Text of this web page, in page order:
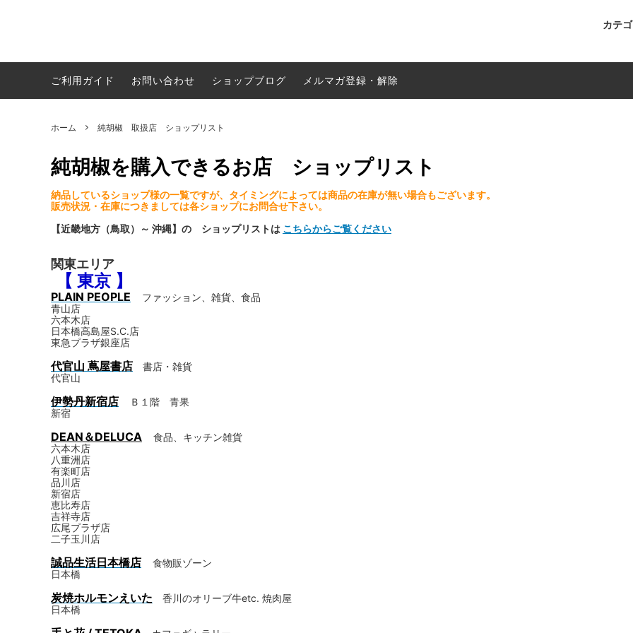
カテ
miniサイズ 白胡椒（ドライ） 贈り物BOX
CD・本
贈り物・プレゼント用の発送については 純胡椒 取扱店 ショップリスト
純胡椒は、よりナチュラルな
ご利用ガイド お問い合わせ ショップブログ メルマガ登録・解除
ホーム 純胡椒 取扱店 ショップリスト
純胡椒を購入できるお店 ショップリスト
納品しているショップ様の一覧ですが、タイミングによっては商品の在庫が無い場合もございます。
販売状況・在庫につきましては各ショップにお問合せ下さい。
【近畿地方（鳥取）～ 沖縄】の ショップリストは こちらからご覧ください
関東エリア
【 東京 】
PLAIN PEOPLE
ファッション、雑貨、食品
青山店
六本木店
日本橋高島屋S.C.店
東急プラザ銀座店
代官山 蔦屋書店
書店・雑貨
代官山
伊勢丹新宿店
Ｂ１階 青果
新宿
DEAN＆DELUCA
食品、キッチン雑貨
六本木店
八重洲店
有楽町店
品川店
新宿店
恵比寿店
吉祥寺店
広尾プラザ店
二子玉川店
誠品生活日本橋店
食物販ゾーン
日本橋
炭焼ホルモンえいた
香川のオリーブ牛etc. 焼肉屋
日本橋